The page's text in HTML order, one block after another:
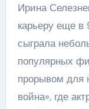
Ирина
карьеру еще в
сыграла
популярных
прорывом для
война», где